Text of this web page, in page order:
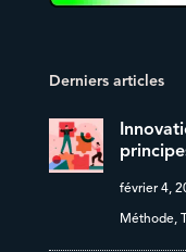
Derniers articles
février 4,
Méthode,